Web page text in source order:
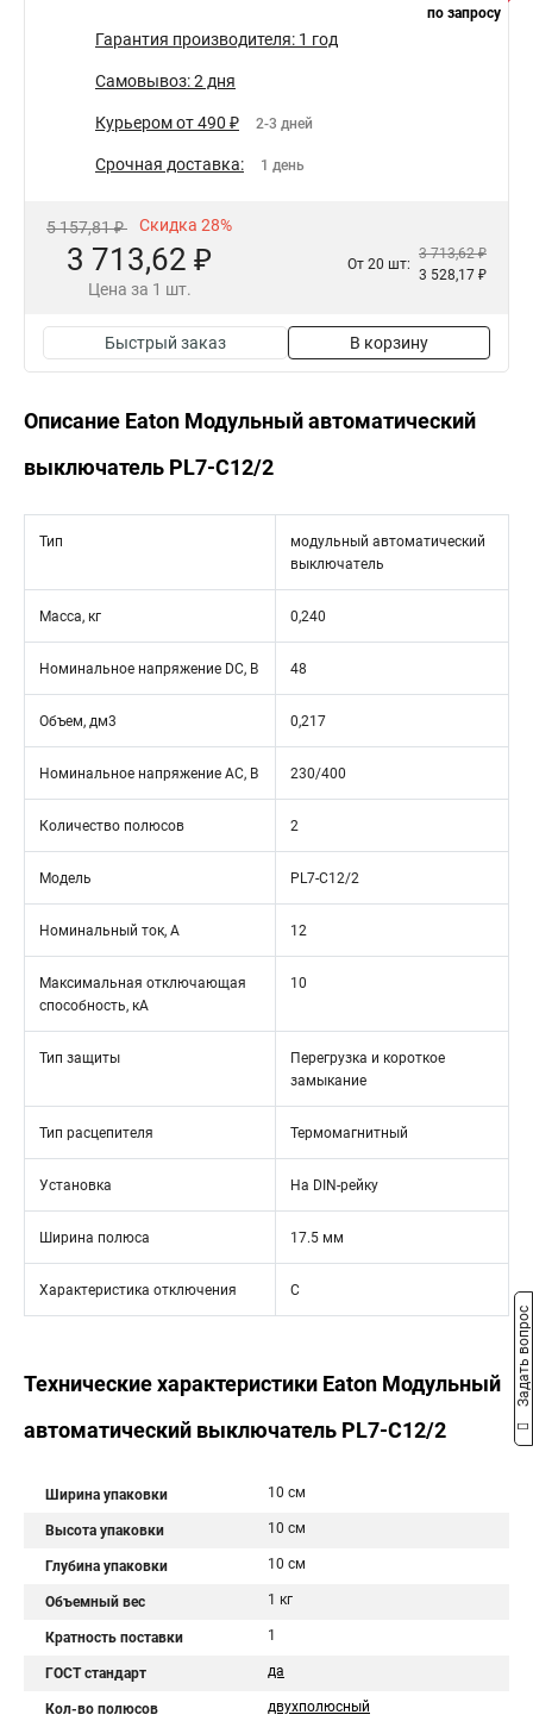
по запросу
Гарантия производителя: 1 год
Самовывоз: 2 дня
Курьером от 490 ₽ 2-3 дней
Срочная доставка: 1 день
5 157,81 ₽ Скидка 28%
3 713,62 ₽
Цена за 1 шт.
От 20 шт:
3 713,62 ₽
3 528,17 ₽
Быстрый заказ В корзину
Описание Eaton Модульный автоматический
выключатель PL7-C12/2
Тип
модульный автоматический
выключатель
Масса, кг 0,240
Номинальное напряжение DC, В 48
Объем, дм3 0,217
Номинальное напряжение АС, В 230/400
Количество полюсов 2
Модель PL7-C12/2
Номинальный ток, А 12
Максимальная отключающая
способность, кА
10
Тип защиты
Перегрузка и короткое
замыкание
Тип расцепителя Термомагнитный
Установка На DIN-рейку
Ширина полюса 17.5 мм
Характеристика отключения C
Технические характеристики Eaton Модульный
автоматический выключатель PL7-C12/2
Ширина упаковки 10 см
Высота упаковки 10 см
Глубина упаковки 10 см
Объемный вес 1 кг
Кратность поставки 1
ГОСТ стандарт да
Кол-во полюсов двухполюсный
Задать вопрос